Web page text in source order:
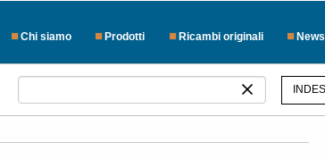
Chi siamo Prodotti Ricambi originali News